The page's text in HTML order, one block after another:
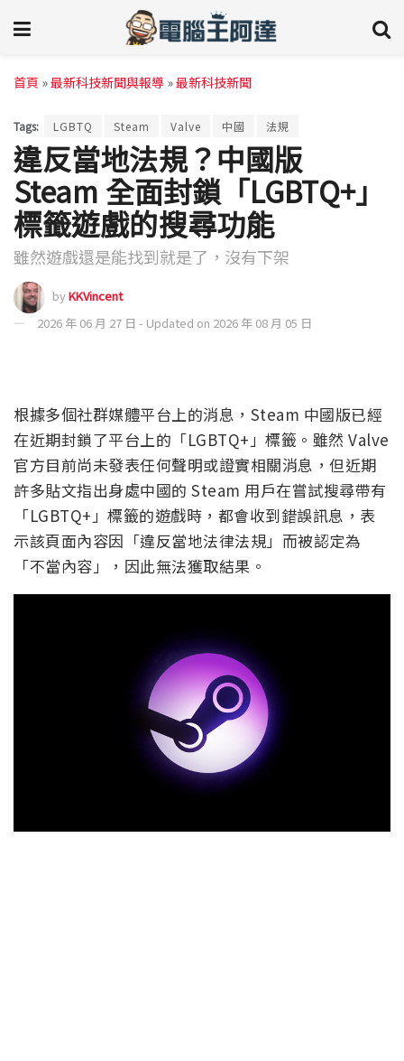
首頁 »最新科技新聞與報導 »最新科技新聞
Tags: LGBTQ Steam Valve 中國 法規
違反當地法規？中國版
Steam 全面封鎖「LGBTQ+」
標籤遊戲的搜尋功能
雖然遊戲還是能找到就是了，沒有下架
byKKVincent
2026 年 06 月 27 日 - Updated on 2026 年 08 月 05 日
根據多個社群媒體平台上的消息，Steam 中國版已經
在近期封鎖了平台上的「LGBTQ+」標籤。雖然 Valve
官方目前尚未發表任何聲明或證實相關消息，但近期
許多貼文指出身處中國的 Steam 用戶在嘗試搜尋帶有
「LGBTQ+」標籤的遊戲時，都會收到錯誤訊息，表
示該頁面內容因「違反當地法律法規」而被認定為
「不當內容」，因此無法獲取結果。